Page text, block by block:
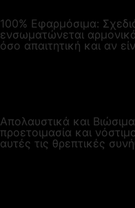
100% Εφαρμόσιμα:
ενσωματώνεται
όσο απαιτητική και αν
Απολαυστικά και
προετοιμασία και
αυτές τις θρεπτικές